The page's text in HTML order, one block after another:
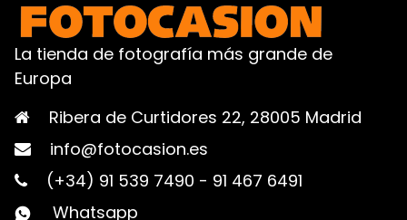
La tienda de fotografía más grande de
Europa
Ribera de Curtidores 22, 28005 Madrid
info@fotocasion.es
(+34) 91 539 7490 - 91 467 6491
Whatsapp